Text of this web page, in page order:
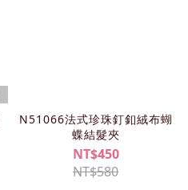
N51066法式珍珠釘釦絨布蝴
蝶結髮夾
NT$450
NT$580